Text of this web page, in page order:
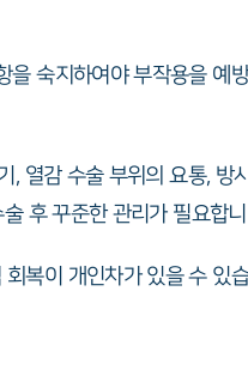
을 숙지하여야 부작용을 예
, 열감 수술 부위의 요통, 방
후 꾸준한 관리가 필요합
복이 개인차가 있을 수 있